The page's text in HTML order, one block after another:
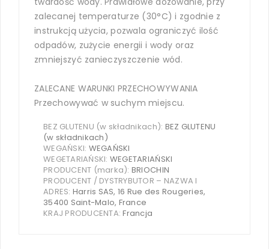
zalecanej temperaturze (30°C) i zgodnie z
instrukcją użycia, pozwala ograniczyć ilość
odpadów, zużycie energii i wody oraz
zmniejszyć zanieczyszczenie wód.
ZALECANE WARUNKI PRZECHOWYWANIA
Przechowywać w suchym miejscu.
BEZ GLUTENU (w składnikach): BEZ GLUTENU
(w składnikach)
WEGAŃSKI: WEGAŃSKI
WEGETARIAŃSKI: WEGETARIAŃSKI
PRODUCENT (marka): BRIOCHIN
PRODUCENT / DYSTRYBUTOR – NAZWA I
ADRES: Harris SAS, 16 Rue des Rougeries,
35400 Saint-Malo, France
KRAJ PRODUCENTA:Francja